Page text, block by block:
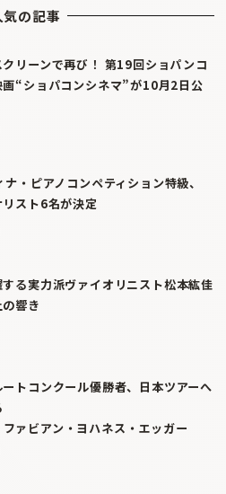
気の記事
リーンで再び！ 第19回ショパンコ
画“ショパコンシネマ”が10月2日公
・ピアノコンペティション特級、
スト6名が決定
る実力派ヴァイオリニスト松本紘佳
響き
トコンクール優勝者、日本ツアーへ
ァビアン・ヨハネス・エッガー